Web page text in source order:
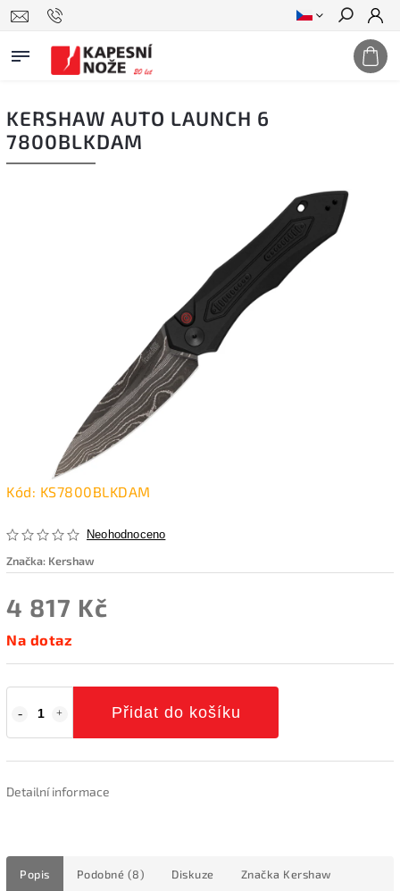
Hledat
KERSHAW AUTO LAUNCH 6
7800BLKDAM
Kód: KS7800BLKDAM
Neohodnoceno
Značka: Kershaw
4 817 Kč
Na dotaz
Přidat do košíku
Detailní informace
Popis Podobné (8) Diskuze Značka Kershaw